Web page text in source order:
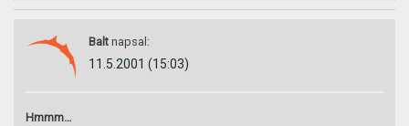
Balt napsal:
11.5.2001 (15:03)
Hmmm…